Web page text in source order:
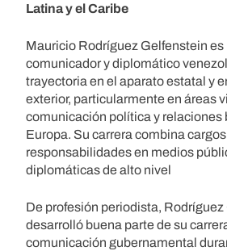
Latina y el Caribe
Mauricio Rodríguez Gelfenstein es
comunicador y diplomático
trayectoria en el aparato estatal y
exterior, particularmente en áreas
comunicación política y relaciones
Europa. Su carrera combina
responsabilidades en medios
diplomáticas de alto nivel
De profesión periodista,
desarrolló buena parte de su
comunicación gubernamental